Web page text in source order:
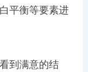
平衡等要素进
到满意的结